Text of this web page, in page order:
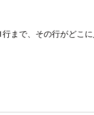
まで、その行がどこ